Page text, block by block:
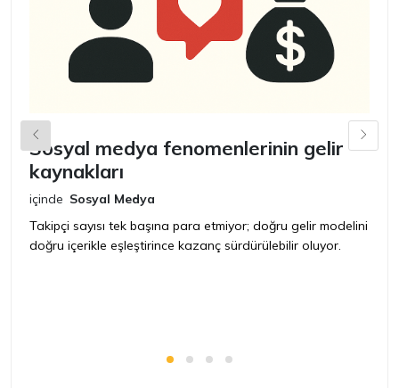
Sosyal medya fenomenlerinin gelir
kaynakları
içinde Sosyal Medya
Takipçi sayısı tek başına para etmiyor; doğru gelir modelini
doğru içerikle eşleştirince kazanç sürdürülebilir oluyor.